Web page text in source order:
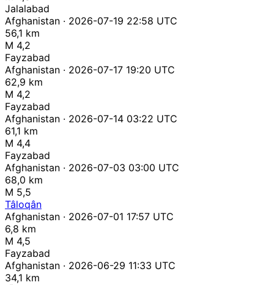
Jalalabad
Afghanistan · 2026-07-19 22:58 UTC
56,1 km
M 4,2
Fayzabad
Afghanistan · 2026-07-17 19:20 UTC
62,9 km
M 4,2
Fayzabad
Afghanistan · 2026-07-14 03:22 UTC
61,1 km
M 4,4
Fayzabad
Afghanistan · 2026-07-03 03:00 UTC
68,0 km
M 5,5
Tâloqân
Afghanistan · 2026-07-01 17:57 UTC
6,8 km
M 4,5
Fayzabad
Afghanistan · 2026-06-29 11:33 UTC
34,1 km